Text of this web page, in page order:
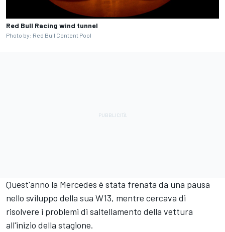
Red Bull Racing wind tunnel
Photo by: Red Bull Content Pool
Quest'anno la Mercedes è stata frenata da una pausa
nello sviluppo della sua W13, mentre cercava di
risolvere i problemi di saltellamento della vettura
all'inizio della stagione.